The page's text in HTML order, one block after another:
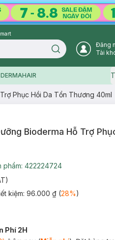
Search icon
Đăng
Tài
DERMAHAIR
Phục Hồi Da Tổn Thương 40ml
Bioderma Hỗ Trợ
phẩm: 422224724
kiệm: 96.000 ₫(28%)
Phí 2H